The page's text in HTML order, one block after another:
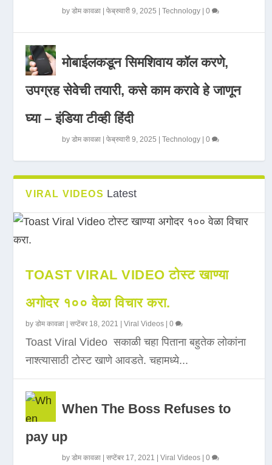
byडोम कावळा |फेब्रुवारी 9, 2025 |Technology |0
मोबाईलकडून सिमशिवाय कॉल करणे,
उपग्रह सेवेची तयारी, कसे काम करावे हे जाणून
घ्या – इंडिया टीव्ही हिंदी
byडोम कावळा |फेब्रुवारी 9, 2025 |Technology |0
VIRAL VIDEOS Latest
TOAST VIRAL VIDEO टोस्ट खाण्या
अगोदर १०० वेळा विचार करा.
byडोम कावळा |सप्टेंबर 18, 2021 |Viral Videos |0
Toast Viral Video सकाळी चहा पिताना बहुतेक लोकांना
नाश्त्यासाठी टोस्ट खाणे आवडते. चहामध्ये...
When The Boss Refuses to
pay up
byडोम कावळा |सप्टेंबर 17, 2021 |Viral Videos |0